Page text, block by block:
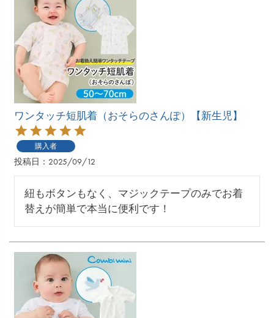
ワンタッチ短肌着（おそらのさんぽ）【新生児】
購入者
投稿日 2025/09/12
紐もボタンもなく、マジックテープのみでお着
替えが簡単で本当に便利です！